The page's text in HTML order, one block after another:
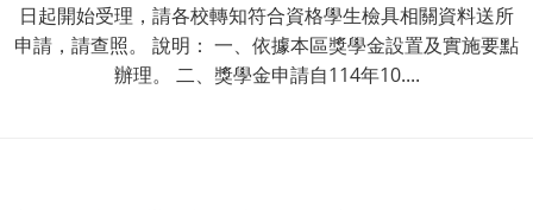
日起開始受理，請各校轉知符合資格學生檢具相關資料送所
申請，請查照。 說明： 一、依據本區獎學金設置及實施要點
辦理。 二、獎學金申請自114年10....